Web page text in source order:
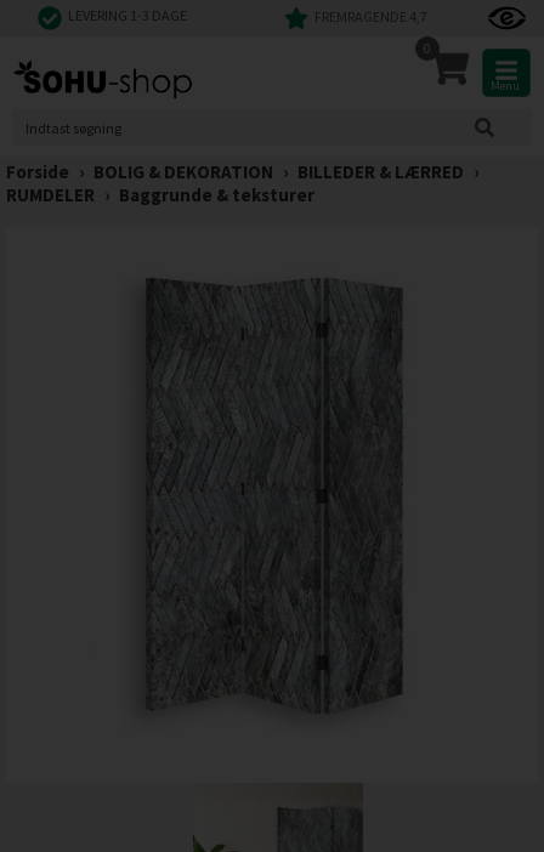
LEVERING 1-3 DAGE FREMRAGENDE 4,7
0
Menu
Forside › BOLIG & DEKORATION › BILLEDER & LÆRRED ›
RUMDELER › Baggrunde & teksturer